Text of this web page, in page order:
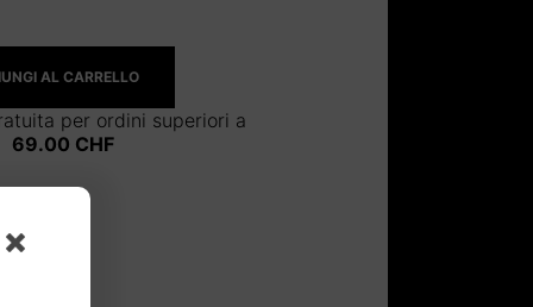
CHF.
AL CARRELLO
per ordini superiori a
69.00 CHF